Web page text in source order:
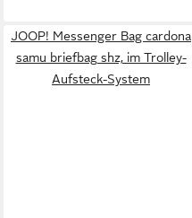
JOOP! Messenger Bag cardona
samu briefbag shz, im Trolley-
Aufsteck-System